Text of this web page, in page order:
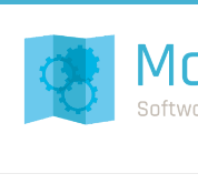
naar
inhoud